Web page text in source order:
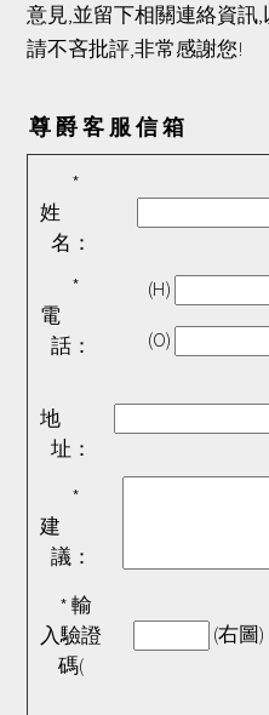
意見,並留下相關連絡資訊
請不吝批評,非常感謝您!
尊 爵 客 服 信 箱
*
姓
名：
*
電
話：
(H)
(O)
地
址：
*
建
議：
* 輸
入驗證
碼(
(右圖)